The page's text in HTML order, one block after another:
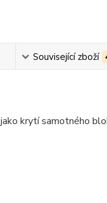
Související zboží
krytí samotného